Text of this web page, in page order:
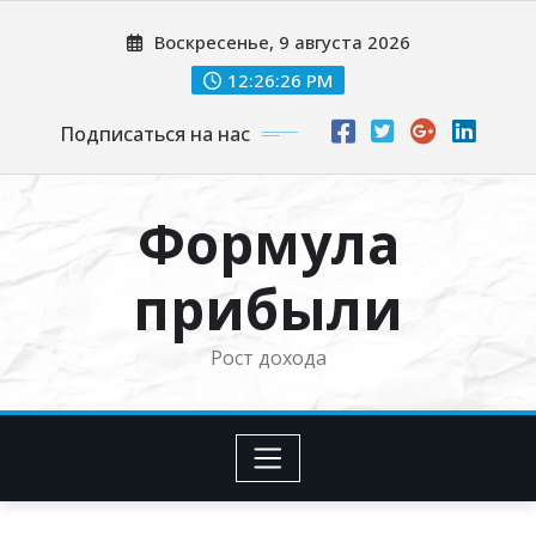
Воскресенье, 9 августа 2026
12:26:27 PM
Подписаться на нас
Формула
прибыли
Рост дохода